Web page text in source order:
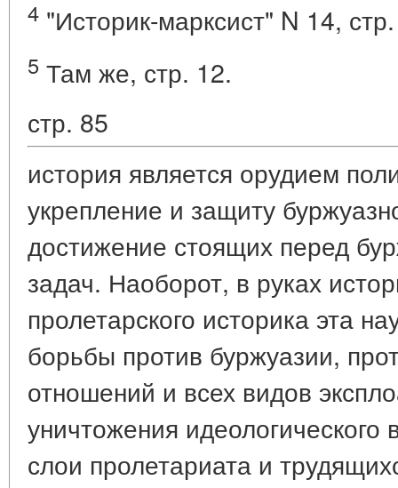
4 "Историк-марксист" N 14,
5 Там же, стр. 12.
стр. 85
история является орудием
укрепление и защиту
достижение стоящих перед
задач. Наоборот, в руках
пролетарского историка эта
борьбы против буржуазии,
отношений и всех видов
уничтожения
слои пролетариата и